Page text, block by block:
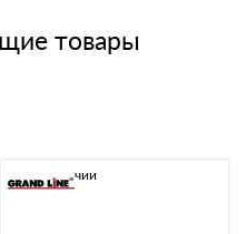
товары
В наличии